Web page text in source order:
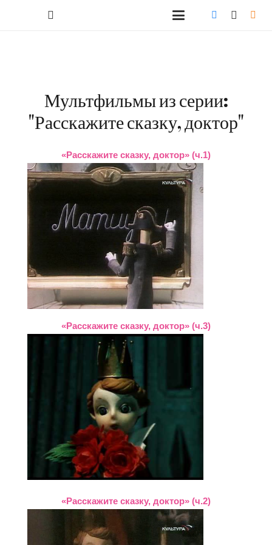
Мультфильмы из серии:
"Расскажите сказку, доктор"
«Расскажите сказку, доктор» (ч.1)
«Расскажите сказку, доктор» (ч.3)
«Расскажите сказку, доктор» (ч.2)